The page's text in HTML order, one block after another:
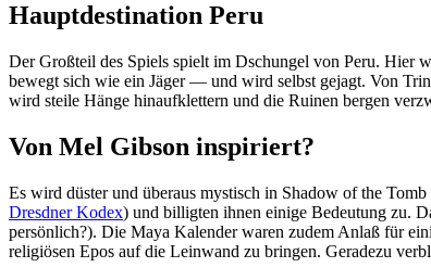
Hauptdestination Peru
Der Großteil des Spiels spielt im Dschungel von Peru. Hier
bewegt sich wie ein Jäger — und wird selbst gejagt. Von
wird steile Hänge hinaufklettern und die Ruinen bergen
Von Mel Gibson inspiriert?
Es wird düster und überaus mystisch in Shadow of the
Dresdner Kodex) und billigten ihnen einige Bedeutung zu.
persönlich?). Die Maya Kalender waren zudem Anlaß für
religiösen Epos auf die Leinwand zu bringen. Geradezu